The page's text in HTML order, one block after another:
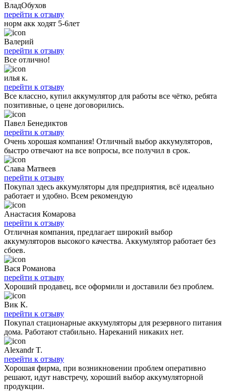
ВладОбухов
перейти к отзыву
норм акк ходят 5-6лет
Валерий
перейти к отзыву
Все отлично!
илья к.
перейти к отзыву
Все классно, купил аккумулятор для работы все чётко, ребята
позитивные, о цене договорились.
Павел Бенедиктов
перейти к отзыву
Очень хорошая компания! Отличный выбор аккумуляторов,
быстро отвечают на все вопросы, все получил в срок.
Слава Матвеев
перейти к отзыву
Покупал здесь аккумуляторы для предприятия, всё идеально
работает и удобно. Всем рекомендую
Анастасия Комарова
перейти к отзыву
Отличная компания, предлагает широкий выбор
аккумуляторов высокого качества. Аккумулятор работает без
сбоев.
Вася Романова
перейти к отзыву
Хороший продавец, все оформили и доставили без проблем.
Вик К.
перейти к отзыву
Покупал стационарные аккумуляторы для резервного питания
дома. Работают стабильно. Нареканий никаких нет.
Alexandr T.
перейти к отзыву
Хорошая фирма, при возникновении проблем оперативно
решают, идут навстречу, хороший выбор аккумуляторной
продукции.